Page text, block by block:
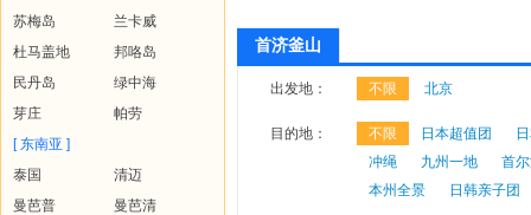
苏梅岛
兰卡威
杜马盖地
邦咯岛
民丹岛
绿中海
芽庄
帕劳
[ 东南亚 ]
泰国
清迈
曼芭普
曼芭清
首济釜山
出发地： 不限 北京
目的地： 不限 日本超值团
冲绳
九州一地
首
本州全景
日韩亲子团